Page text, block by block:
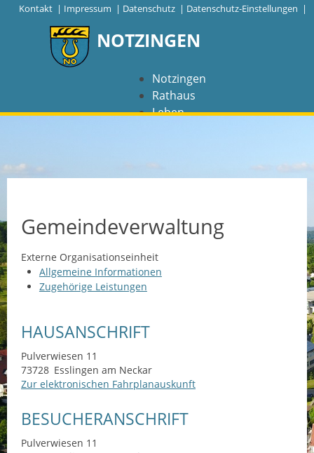
Kontakt | Impressum | Datenschutz | Datenschutz-Einstellungen |
NOTZINGEN
Notzingen
Rathaus
Leben
NAVIGATION
Barrierefreiheit
Datenschutz
Steueramt
Gebärdensprache
Gemeindeverwaltung
Externe Organisationseinheit
Allgemeine Informationen
Zugehörige Leistungen
HAUSANSCHRIFT
Pulverwiesen 11
73728 Esslingen am Neckar
Zur elektronischen Fahrplanauskunft
BESUCHERANSCHRIFT
Pulverwiesen 11